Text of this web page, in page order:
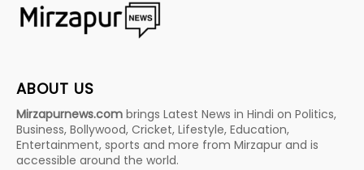
ABOUT US
Mirzapurnews.com brings Latest News in Hindi on Politics,
Business, Bollywood, Cricket, Lifestyle, Education,
Entertainment, sports and more from Mirzapur and is
accessible around the world.